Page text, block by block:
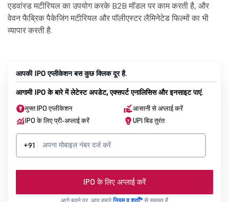
एडवांस्ड मटीरियल का उपयोग करके B2B मॉडल पर काम करती है, और
वेवन फैब्रिक पैकेजिंग मटीरियल और पॉलीएस्टर लैमिनेटेड फिल्मों का भी
व्यापार करती है.
आपकी IPO एप्लीकेशन बस कुछ क्लिक दूर है.
आगामी IPO के बारे में लेटेस्ट अपडेट, एक्सपर्ट एनालिसिस और इनसाइट पाएं.
मुफ्त IPO एप्लीकेशन
आसानी से अप्लाई करें
IPO के लिए प्री-अप्लाई करें
UPI बिड तुरंत
+91
IPO के लिए अप्लाई करें
आगे बढ़ने पर, आप हमारेनियम व शर्तों*से सहमत हैं